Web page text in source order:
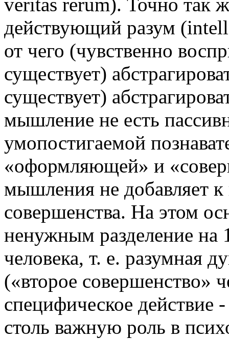
veritas rerum). Точно так
действующий разум
от чего (чувственно
существует)
существует)
мышление не есть
умопостигаемой
«оформляющей» и
мышления не добавляет к
совершенства. На этом
ненужным разделение на
человека, т. е. разумная
(«второе совершенство»
специфическое
столь важную роль в